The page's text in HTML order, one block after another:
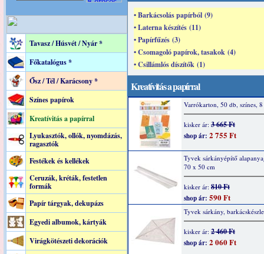
Tavasz / Húsvét / Nyár *
Főkatalógus *
Ősz / Tél / Karácsony *
Színes papírok
Kreatívitás a papírral
Lyukasztók, ollók, nyomdázás,
ragasztók
Festékek és kellékek
Ceruzák, kréták, festetlen
formák
Papír tárgyak, dekupázs
Egyedi albumok, kártyák
Virágkötészeti dekorációk
• Barkácsolás papírból (9)
• Laterna készítés (11)
• Papírfűzés (3)
• Csomagoló papírok, tasakok (4)
• Csillámlós díszítők (1)
Kreatívitás a papírral
Varrókarton, 50 db, színes,
kisker ár: 3 665 Ft
shop ár: 2 755 Ft
Tyvek sárkányépítő
70 x 50 cm
kisker ár: 810 Ft
shop ár: 590 Ft
Tyvek sárkány,
kisker ár: 2 460 Ft
shop ár: 2 060 Ft